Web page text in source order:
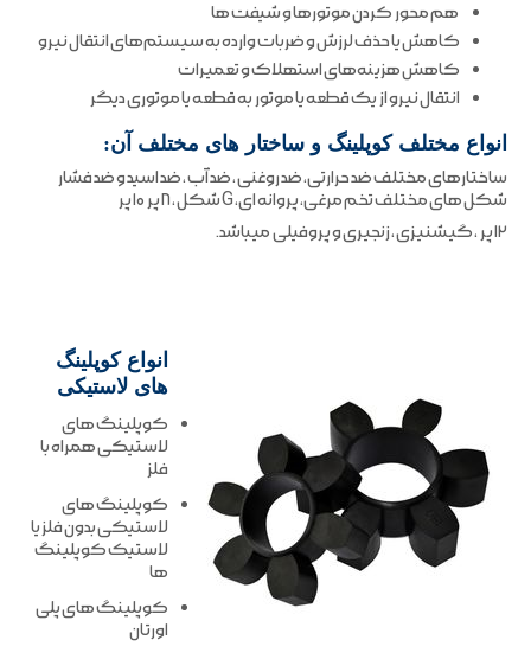
هم محور کردن موتورها و شیفت ها
کاهش یا حذف لرزش و ضربات وارده به سیستم‌های انتقال نیرو
کاهش هزینه‌های استهلاک و تعمیرات
انتقال نیرو از یک قطعه یا موتور به قطعه یا موتوری دیگر
انواع مختلف کوپلینگ و ساختار های مختلف آن:
ساختارهای مختلف ضد حرارتی، ضد روغنی ، ضد آب ، ضد اسید و ضد فشار
شکل های مختلف تخم مرغی، پروانه ای، G شکل ، ۸ پر ۱۰ پر
۱۲ پر ، گیشنیزی ، زنجیری و پروفیلی میباشد.
انواع کوپلینگ
های لاستیکی
کوپلینگ های
لاستیکی همراه با
فلز
کوپلینگ های
لاستیکی بدون فلز یا
لاستیک کوپلینگ
ها
کوپلینگ های پلی
اورتان